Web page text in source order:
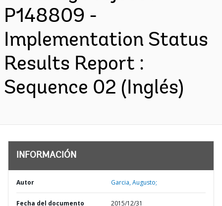
P148809 -
Implementation Status
Results Report :
Sequence 02 (Inglés)
INFORMACIÓN
Autor Garcia, Augusto;
Fecha del documento 2015/12/31